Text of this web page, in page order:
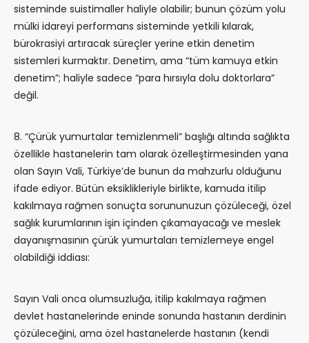
sisteminde suistimaller haliyle olabilir; bunun çözüm yolu
mülki idareyi performans sisteminde yetkili kılarak,
bürokrasiyi artıracak süreçler yerine etkin denetim
sistemleri kurmaktır. Denetim, ama “tüm kamuya etkin
denetim”; haliyle sadece “para hırsıyla dolu doktorlara”
değil.
8. “Çürük yumurtalar temizlenmeli” başlığı altında sağlıkta
özellikle hastanelerin tam olarak özelleştirmesinden yana
olan Sayın Vali, Türkiye’de bunun da mahzurlu olduğunu
ifade ediyor. Bütün eksiklikleriyle birlikte, kamuda itilip
kakılmaya rağmen sonuçta sorununuzun çözüleceği, özel
sağlık kurumlarının işin içinden çıkamayacağı ve meslek
dayanışmasının çürük yumurtaları temizlemeye engel
olabildiği iddiası:
Sayın Vali onca olumsuzluğa, itilip kakılmaya rağmen
devlet hastanelerinde eninde sonunda hastanın derdinin
çözüleceğini, ama özel hastanelerde hastanın (kendi